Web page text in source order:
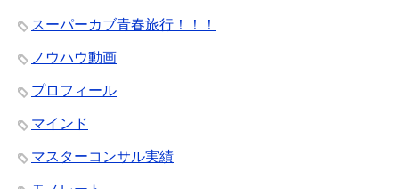
スーパーカブ青春旅行！！！
ノウハウ動画
プロフィール
マインド
マスターコンサル実績